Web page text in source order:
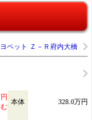
ペット Ｚ－Ｒ府内大橋
本体 328.0万円